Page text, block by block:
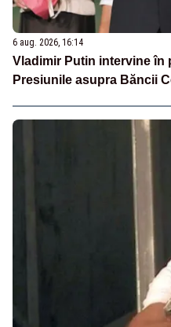
6 aug. 2026, 16:14
Vladimir Putin intervine în
Presiunile asupra Băncii